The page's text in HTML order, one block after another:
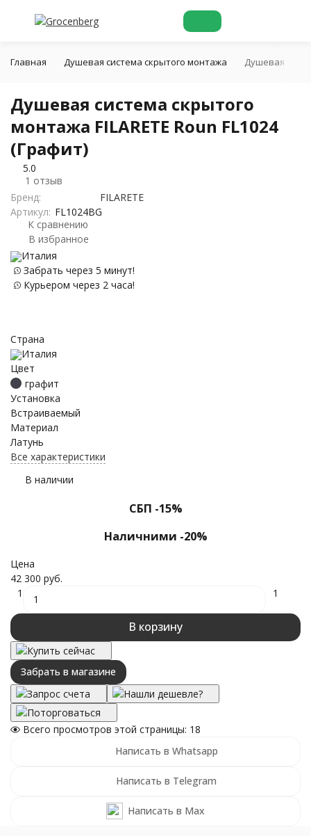
Главная Душевая система скрытого монтажа Душевая
Душевая система скрытого
монтажа FILARETE Roun FL1024
(Графит)
5.0
1 отзыв
Бренд:
FILARETE
Артикул: FL1024BG
К сравнению
В избранное
Италия
Забрать через 5 минут!
Курьером через 2 часа!
Страна
Италия
Цвет
графит
Установка
Встраиваемый
Материал
Латунь
Все характеристики
В наличии
СБП -15%
Наличними -20%
Цена
42 300 руб.
1
1
В корзину
Купить сейчас
Забрать в магазине
Запрос счета
Нашли дешевле?
Поторговаться
Всего просмотров этой страницы: 18
Написать в Whatsapp
Написать в Telegram
Написать в Max